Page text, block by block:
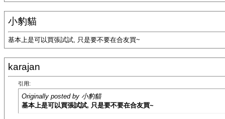
小豹貓
基本上是可以買張試試, 只是要不要在合友買~
karajan
引用:
Originally posted by 小豹貓
基本上是可以買張試試, 只是要不要在合友買~